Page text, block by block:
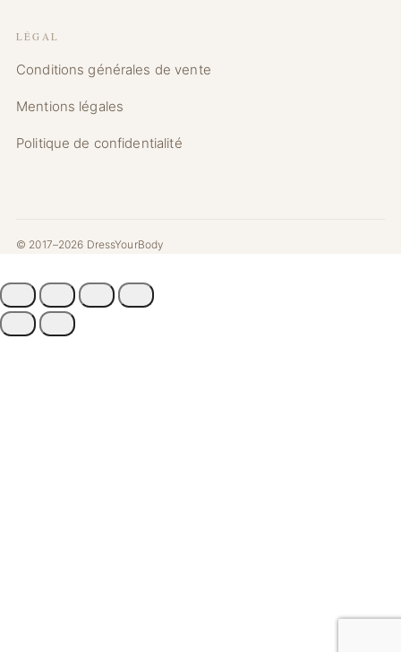
LÉGAL
Conditions générales de vente
Mentions légales
Politique de confidentialité
© 2017–2026 DressYourBody